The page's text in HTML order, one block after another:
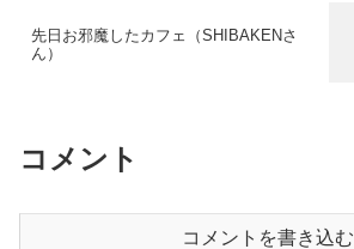
先日お邪魔したカフェ（SHIBAKENさ
ん）
コメント
コメントを書き込む